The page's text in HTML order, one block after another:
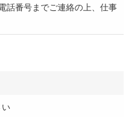
話番号までご連絡の上、仕事